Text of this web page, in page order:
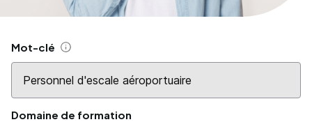
Mot-clé Aide
Domaine de formation